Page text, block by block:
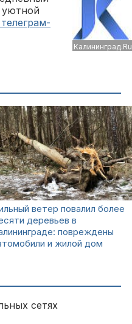
Калининград.Ru
уютной
ветер повалил более
деревьев в
повреждены
и жилой дом
сетях